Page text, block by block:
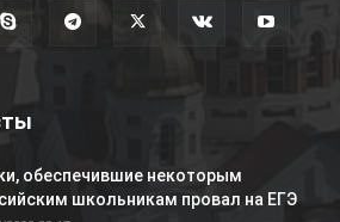
обеспечившие некоторым
школьникам провал на ЕГЭ